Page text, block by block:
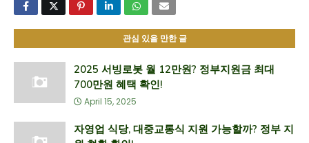
관심 있을 만한 글
2025 서빙로봇 월 12만원? 정부지원금 최대
700만원 혜택 확인!
April 15, 2025
자영업 식당, 대중교통식 지원 가능할까? 정부 지